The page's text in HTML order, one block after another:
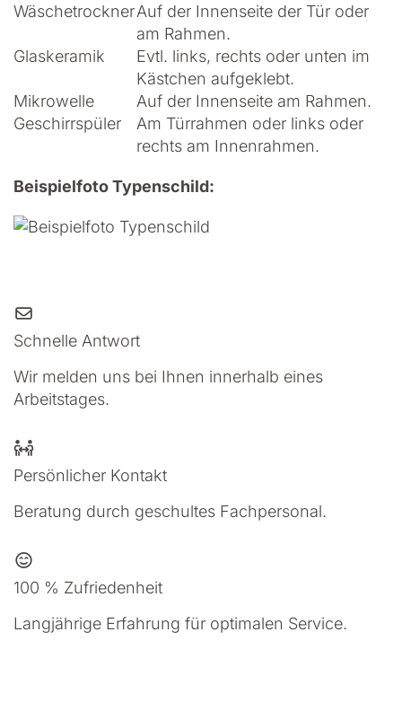
WäschetrocknerAuf der Innenseite der Tür oder
am Rahmen.
Glaskeramik
Evtl. links, rechts oder unten im
Kästchen aufgeklebt.
Mikrowelle
Auf der Innenseite am Rahmen.
Geschirrspüler
Am Türrahmen oder links oder
rechts am Innenrahmen.
Beispielfoto Typenschild:
Schnelle Antwort
Wir melden uns bei Ihnen innerhalb eines
Arbeitstages.
Persönlicher Kontakt
Beratung durch geschultes Fachpersonal.
100 % Zufriedenheit
Langjährige Erfahrung für optimalen Service.